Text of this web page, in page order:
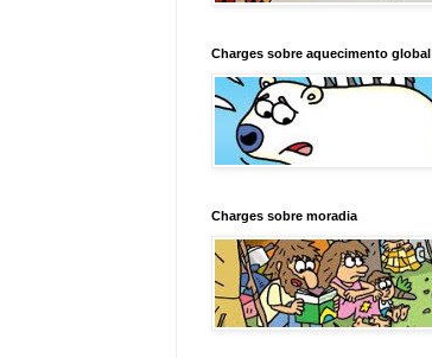
Charges sobre aquecimento global
Charges sobre moradia